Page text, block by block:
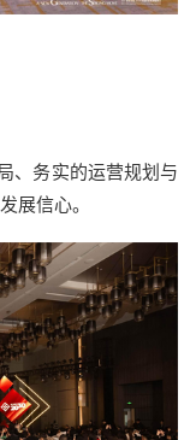
、务实的运营规划与
展信心。